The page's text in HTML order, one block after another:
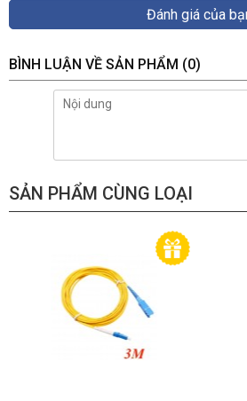
Đánh giá của
BÌNH LUẬN VỀ SẢN PHẨM (0)
SẢN PHẨM CÙNG LOẠI